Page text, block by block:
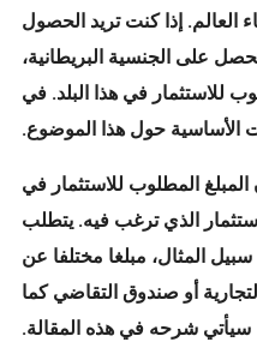
العالم. إذا كنت تريد الحصول
على الجنسية البريطانية،
للاستثمار في هذا البلد. في
الأساسية حول هذا الموضوع.
المبلغ المطلوب للاستثمار في
الذي ترغب فيه. يتطلب
المثال، مبلغا مختلفا عن
أو صندوق التقاضي كما
سيأتي شرحه في هذه المقالة.